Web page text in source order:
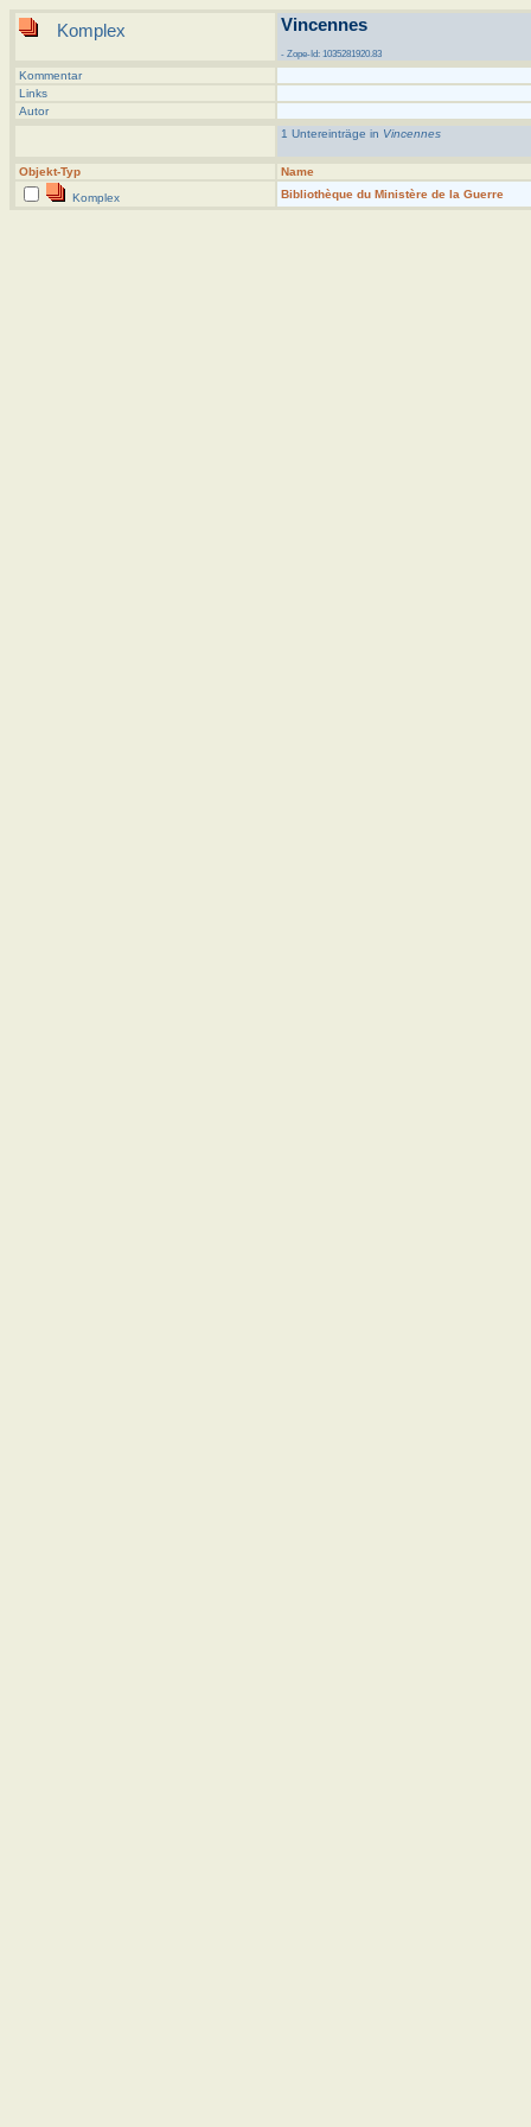
Komplex Vincennes
- Zope-Id: 1035281920.83
Kommentar
Links
Autor
1 Untereinträge in Vincennes
Objekt-Typ
Name
Komplex
Bibliothèque du Ministère de la Guerre